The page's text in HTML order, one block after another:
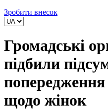
Зробити внесок
Громадські
підбили
щодо жінок